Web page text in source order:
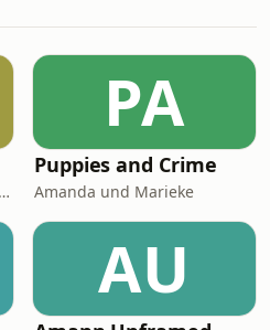
In dieser
To jump, Football,
Fast, Music, To
Kristina Dunz, Stephan Lamby und Eva Quadbeck
PA
Puppies and Crime
Amanda und Marieke
AU